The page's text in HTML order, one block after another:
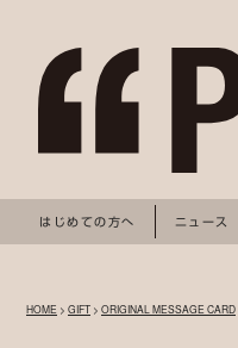
はじめての方へ ニュース
HOME > GIFT > ORIGINAL MESSAGE CARD